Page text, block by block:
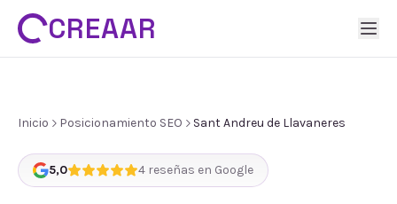
CREAAR
Inicio Posicionamiento SEO Sant Andreu de Llavaneres
5,0 4 reseñas en Google